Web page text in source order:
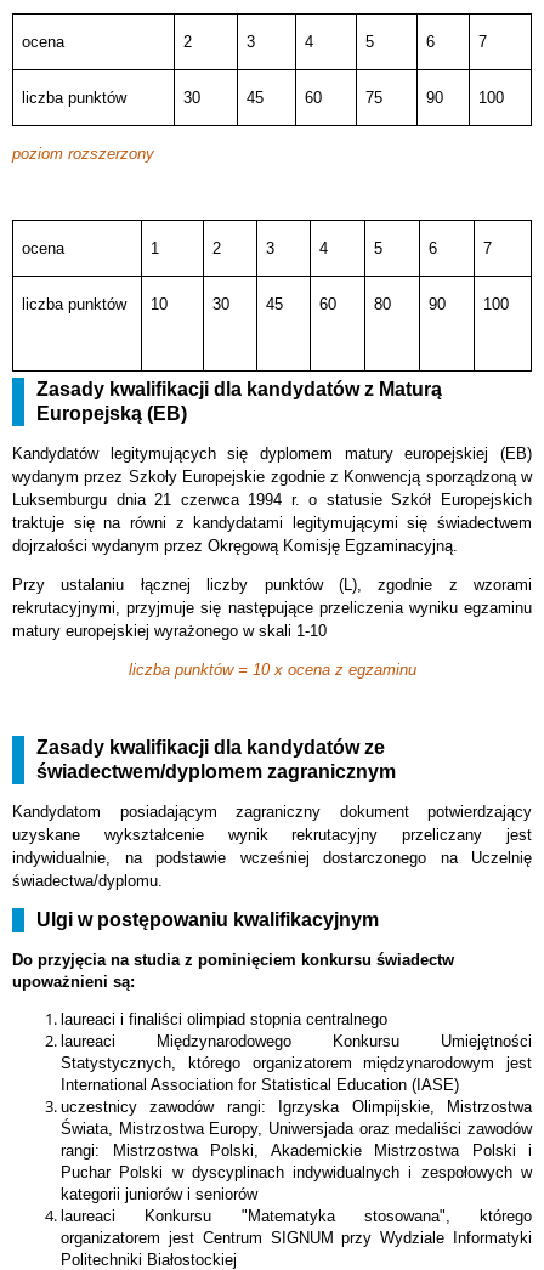
ocena 2 3 4 5 6 7
liczba punktów 30 45 60 75 90 100
poziom rozszerzony
ocena 1 2 3 4 5 6 7
liczba punktów 10 30 45 60 80 90 100
Zasady kwalifikacji dla kandydatów z Maturą
Europejską (EB)
Kandydatów legitymujących się dyplomem matury europejskiej (EB)
wydanym przez Szkoły Europejskie zgodnie z Konwencją sporządzoną w
Luksemburgu dnia 21 czerwca 1994 r. o statusie Szkół Europejskich
traktuje się na równi z kandydatami legitymującymi się świadectwem
dojrzałości wydanym przez Okręgową Komisję Egzaminacyjną.
Przy ustalaniu łącznej liczby punktów (L), zgodnie z wzorami
rekrutacyjnymi, przyjmuje się następujące przeliczenia wyniku egzaminu
matury europejskiej wyrażonego w skali 1-10
liczba punktów = 10 x ocena z egzaminu
Zasady kwalifikacji dla kandydatów ze
świadectwem/dyplomem zagranicznym
Kandydatom posiadającym zagraniczny dokument potwierdzający
uzyskane wykształcenie wynik rekrutacyjny przeliczany jest
indywidualnie, na podstawie wcześniej dostarczonego na Uczelnię
świadectwa/dyplomu.
Ulgi w postępowaniu kwalifikacyjnym
Do przyjęcia na studia z pominięciem konkursu świadectw
upoważnieni są:
laureaci i finaliści olimpiad stopnia centralnego
laureaci Międzynarodowego Konkursu Umiejętności
Statystycznych, którego organizatorem międzynarodowym jest
International Association for Statistical Education (IASE)
uczestnicy zawodów rangi: Igrzyska Olimpijskie, Mistrzostwa
Świata, Mistrzostwa Europy, Uniwersjada oraz medaliści zawodów
rangi: Mistrzostwa Polski, Akademickie Mistrzostwa Polski i
Puchar Polski w dyscyplinach indywidualnych i zespołowych w
kategorii juniorów i seniorów
laureaci Konkursu "Matematyka stosowana", którego
organizatorem jest Centrum SIGNUM przy Wydziale Informatyki
Politechniki Białostockiej